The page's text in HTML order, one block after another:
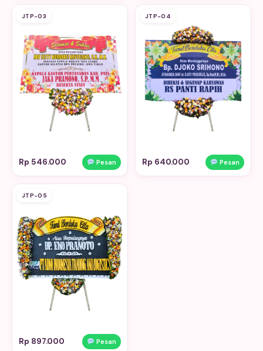
JTP-03
Rp 546.000 Pesan
JTP-04
Rp 640.000 Pesan
JTP-05
Rp 897.000 Pesan